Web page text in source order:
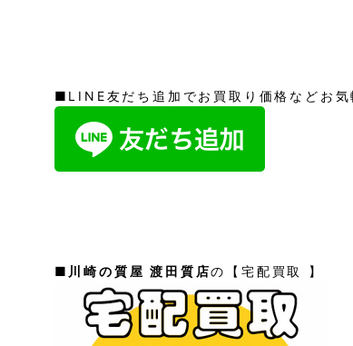
■LINE友だち追加でお買取り価格などお気
■ 川崎の質屋 渡田質店の【宅配買取 】